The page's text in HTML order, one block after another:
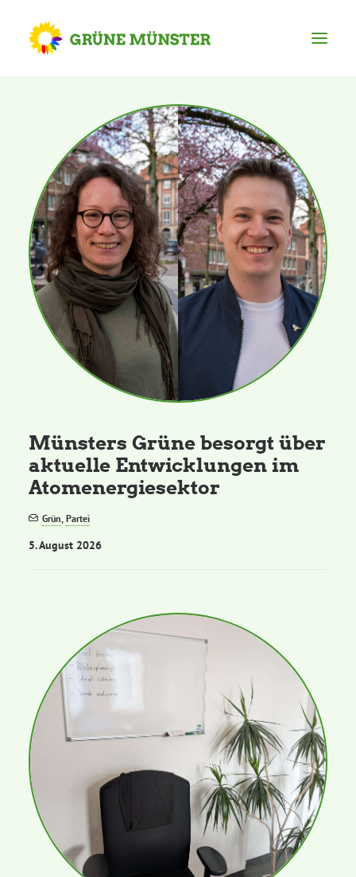
Kreisvorstand
Kreisgeschäftsstelle
Mitgliederversammlung
Ortsverbände
Kommissionen
Grünes Zentrum
Personen
Sylvia Rietenberg, MdB
Josefine Paul, MdL
Robin Korte, MdL
Delegierte
Grüne im Rathaus
Münsters Grüne besorgt über
aktuelle Entwicklungen im
Atomenergiesektor
Grün,Partei
5. August 2026